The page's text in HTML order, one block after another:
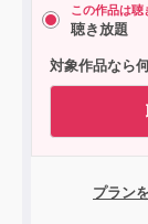
この作品は聴
聴き放題
対象作品なら
プラン